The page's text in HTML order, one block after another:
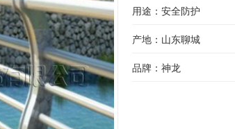
用途：安全防护
产地：山东聊城
品牌：神龙